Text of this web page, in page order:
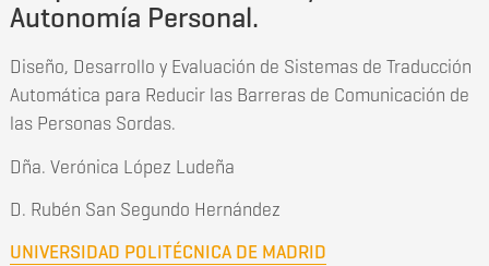
Autonomía Personal.
Diseño, Desarrollo y Evaluación de Sistemas de Traducción
Automática para Reducir las Barreras de Comunicación de
las Personas Sordas.
Dña. Verónica López Ludeña
D. Rubén San Segundo Hernández
UNIVERSIDAD POLITÉCNICA DE MADRID